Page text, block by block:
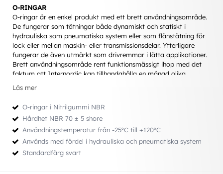
O-RINGAR
O-ringar är en enkel produkt med ett brett användningsområde.
De fungerar som tätningar både dynamiskt och statiskt i
hydrauliska som pneumatiska system eller som flänstätning för
lock eller mellan maskin- eller transmissionsdelar. Ytterligare
fungerar de även utmärkt som drivremmar i lätta applikationer.
Brett användningsområde rent funktionsmässigt ihop med det
faktum att Internordic kan tillhandahålla en mängd olika
Fördelar
• Lättmonterad - kan ej monteras åt ”fel” håll
• Fungerar som dubbelverkande tätning
• Ett relativt sett ekonomiskt alternativ
• Stor valmöjlighet vad gäller dimensioner och material
Att tänka på vid val av O-ring
Läs mer
O-ringar i Nitrilgummi NBR
Hårdhet NBR 70 ± 5 shore
Användningstemperatur från -25ºC till +120ºC
Används med fördel i hydrauliska och pneumatiska system
Standardfärg svart